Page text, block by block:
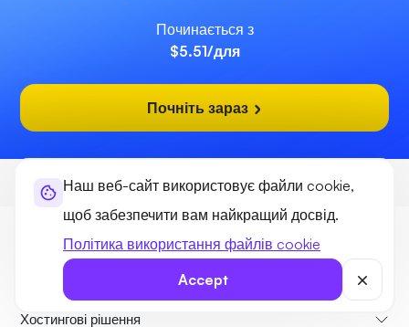
Наш веб-сайт використовує файли cookie,
щоб забезпечити вам найкращий досвід.
Політика використання файлів cookie
Accept
Починається з
$5.51/для
Почніть зараз
Ультахост Хостинг eCommerce Hosting
Хостингові рішення